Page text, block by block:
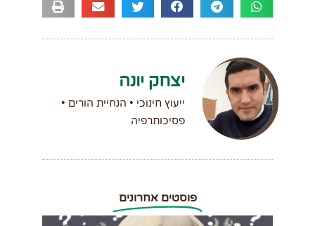
יצחק יונה
ייעוץ חינוכי • הנחיית הורים •
פסיכותרפיה
פוסטים אחרונים